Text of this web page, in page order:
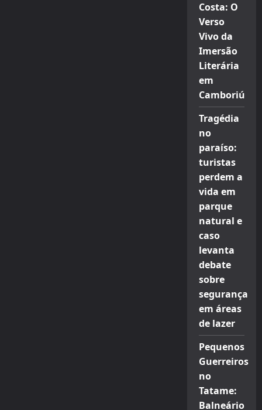
Costa: O
Verso
Vivo da
Imersão
Literária
em
Camboriú
Tragédia
no
paraíso:
turistas
perdem a
vida em
parque
natural e
caso
levanta
debate
sobre
segurança
em áreas
de lazer
Pequenos
Guerreiros
no
Tatame:
Balneário